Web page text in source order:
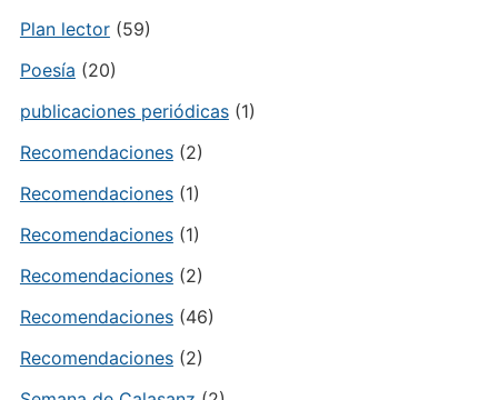
Plan lector(59)
Poesía (20)
publicaciones periódicas(1)
Recomendaciones(2)
Recomendaciones(1)
Recomendaciones(1)
Recomendaciones(2)
Recomendaciones(46)
Recomendaciones(2)